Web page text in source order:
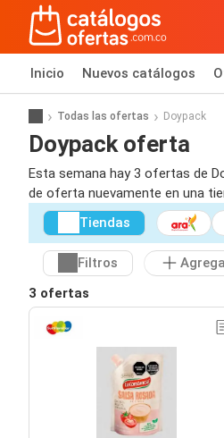
Inicio Nuevos catálogos
Todas las ofertas Doypack
Doypack oferta
Esta semana hay 3 ofertas de
de oferta nuevamente en una
Tiendas
Filtros
3 ofertas